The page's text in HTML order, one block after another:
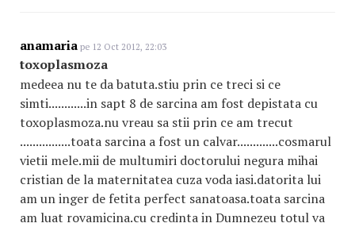
anamaria pe 12 Oct 2012, 22:03
toxoplasmoza
medeea nu te da batuta.stiu prin ce treci si ce
simti............in sapt 8 de sarcina am fost depistata cu
toxoplasmoza.nu vreau sa stii prin ce am trecut
................toata sarcina a fost un calvar.............cosmarul
vietii mele.mii de multumiri doctorului negura mihai
cristian de la maternitatea cuza voda iasi.datorita lui
am un inger de fetita perfect sanatoasa.toata sarcina
am luat rovamicina.cu credinta in Dumnezeu totul va